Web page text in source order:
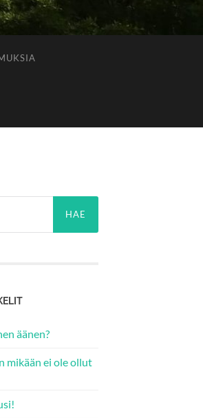
äänen?
mikään ei ole ollut